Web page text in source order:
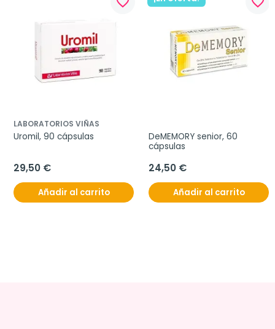
LABORATORIOS VIÑAS
Uromil, 90 cápsulas
29,50 €
Añadir al carrito
DeMEMORY senior, 60
cápsulas
24,50 €
Añadir al carrito